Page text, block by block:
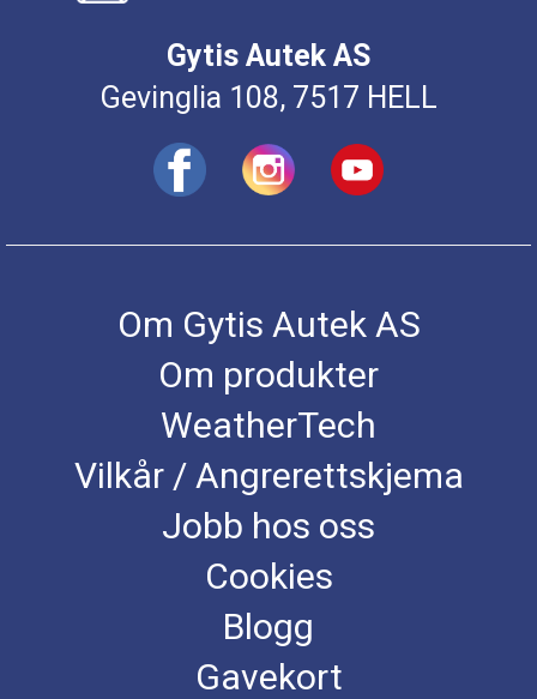
Gytis Autek AS
Gevinglia 108, 7517 HELL
Om Gytis Autek AS
Om produkter
WeatherTech
Vilkår / Angrerettskjema
Jobb hos oss
Cookies
Blogg
Gavekort